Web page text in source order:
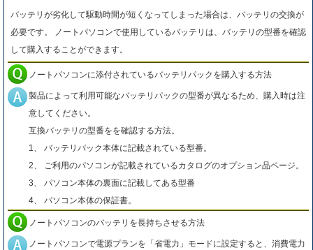
バッテリが劣化して駆動時間が短くなってしまった場合は、バッテリの交換が
必要です。 ノートパソコンで使用しているバッテリは、バッテリの型番を確認
して購入することができます。
ノートパソコンに添付されているバッテリパックを購入する方法
製品によって利用可能なバッテリパックの型番が異なるため、購入時は注
意してください。
互換バッテリの型番をを確認する方法。
1、 バッテリパック本体に記載されている型番。
2、 ご利用のパソコンが記載されているカタログのオプション品ページ。
3、 パソコン本体の裏面に記載してある型番
4、 パソコン本体の保証書。
ノートパソコンのバッテリを長持ちさせる方法
ノートパソコンで電源プランを「省電力」モードに設定すると、消費電力